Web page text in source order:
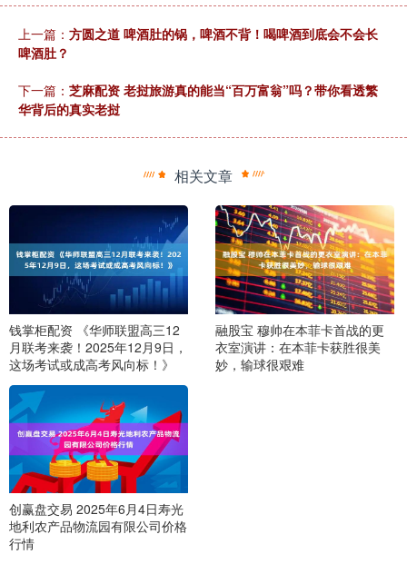
上一篇： 方圆之道 啤酒肚的锅，啤酒不背！喝啤酒到底会不会长
啤酒肚？
下一篇： 芝麻配资 老挝旅游真的能当“百万富翁”吗？带你看透繁
华背后的真实老挝
相关文章
钱掌柜配资 《华师联盟高三12
月联考来袭！2025年12月9日，
这场考试或成高考风向标！》
融股宝 穆帅在本菲卡首战的更
衣室演讲：在本菲卡获胜很美
妙，输球很艰难
创赢盘交易 2025年6月4日寿光
地利农产品物流园有限公司价格
行情